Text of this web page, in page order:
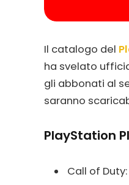
Il catalogo del
ha svelato
gli abbonati al
saranno
PlayStation
Call of